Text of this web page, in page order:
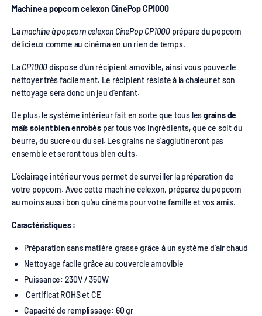
Machine a popcorn celexon CinePop CP1000
Lamachine à popcorn celexon CinePop CP1000prépare du popcorn
délicieux comme au cinéma en un rien de temps.
LaCP1000dispose d'un récipient amovible, ainsi vous pouvez le
nettoyer très facilement. Le récipient résiste à la chaleur et son
nettoyage sera donc un jeu d'enfant.
De plus, le système intérieur fait en sorte que tous lesgrains de
maïs soient bien enrobéspar tous vos ingrédients, que ce soit du
beurre, du sucre ou du sel. Les grains ne s'agglutineront pas
ensemble et seront tous bien cuits.
L'éclairage intérieur vous permet de surveiller la préparation de
votre popcorn. Avec cette machine celexon, préparez du popcorn
au moins aussi bon qu'au cinéma pour votre famille et vos amis.
Caractéristiques :
Préparation sans matière grasse grâce à un système d'air chaud
Nettoyage facile grâce au couvercle amovible
Puissance: 230V / 350W
Certificat ROHS et CE
Capacité de remplissage: 60 gr